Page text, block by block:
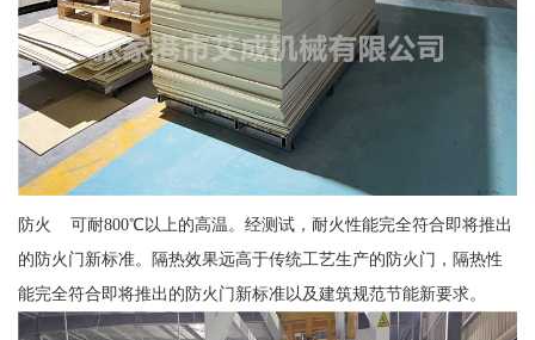
防火 可耐800℃以上的高温。经测试，耐火性能完全符合即将推出
的防火门新标准。隔热效果远高于传统工艺生产的防火门，隔热性
能完全符合即将推出的防火门新标准以及建筑规范节能新要求。